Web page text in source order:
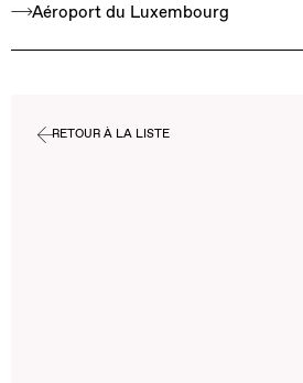
Aéroport du Luxembourg
RETOUR À LA LISTE